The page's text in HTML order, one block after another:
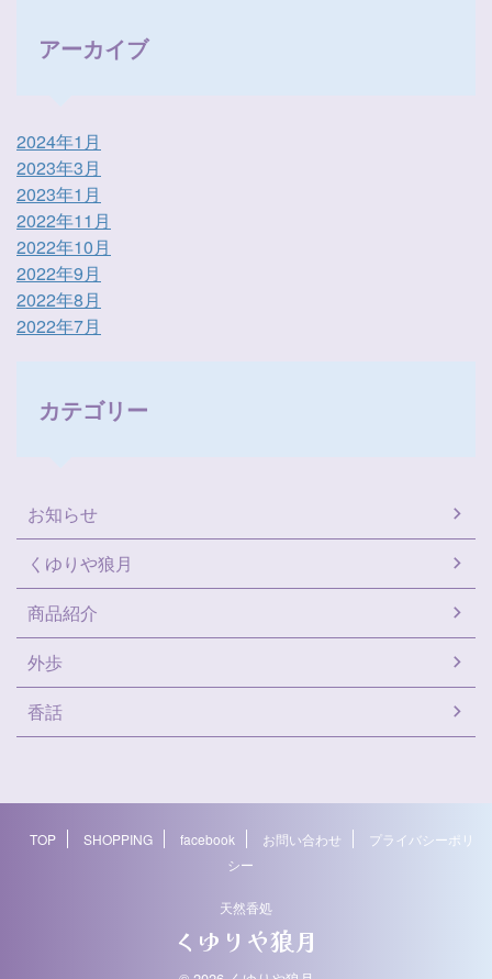
アーカイブ
2024年1月
2023年3月
2023年1月
2022年11月
2022年10月
2022年9月
2022年8月
2022年7月
カテゴリー
お知らせ
くゆりや狼月
商品紹介
外歩
香話
TOP SHOPPING facebook お問い合わせ
プライバシーポリ
シー
天然香処
くゆりや狼月